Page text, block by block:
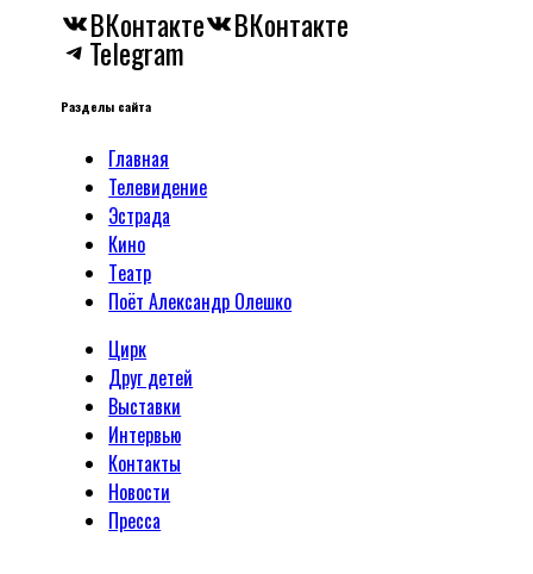
ВКонтакте ВКонтакте
Telegram
Разделы сайта
Главная
Телевидение
Эстрада
Кино
Tеатр
Поёт Александр Олешко
Цирк
Друг детей
Выставки
Интервью
Контакты
Новости
Пресса